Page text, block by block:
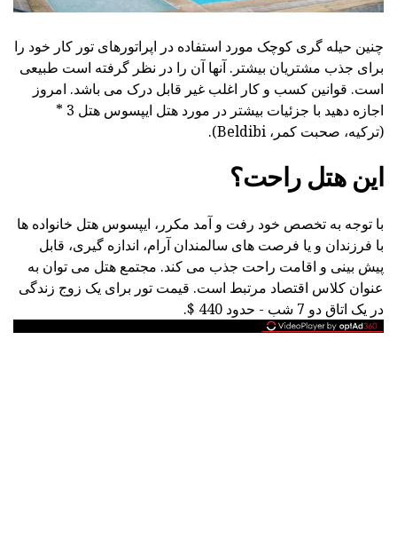
چنین حیله گری کوچک مورد استفاده در اپراتورهای تور کار خود را
برای جذب مشتریان بیشتر. آنها آن را در نظر گرفته است طبیعی
است. قوانین کسب و کار اغلب غیر قابل درک می باشد. امروز
اجازه دهید با جزئیات بیشتر در مورد هتل ایپسوس هتل 3 *
(ترکیه، صحبت کمر، Beldibi).
این هتل راحت؟
با توجه به تخصص خود رفت و آمد مکرر، ایپسوس هتل خانواده ها
با فرزندان و یا فرصت های سالمندان آرام، اندازه گیری، قابل
پیش بینی و اقامت راحت جذب می کند. مجتمع هتل می توان به
عنوان کلاس اقتصاد مرتبط است. قیمت تور برای یک زوج زندگی
در یک اتاق دو 7 شب - حدود 440 $.